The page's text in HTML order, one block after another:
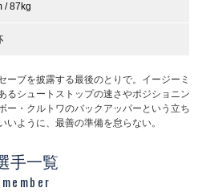
/ 87kg
ーブを披露する最後のとりで。イージーミ
るシュートストップの速さやポジショニン
ー・クルトワのバックアッパーという立ち
ように、最善の準備を怠らない。
手一覧
member